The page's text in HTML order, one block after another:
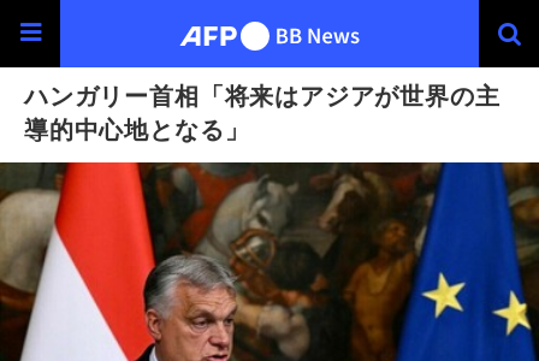
ハンガリー首相「将来はアジアが世界の主
導的中心地となる」